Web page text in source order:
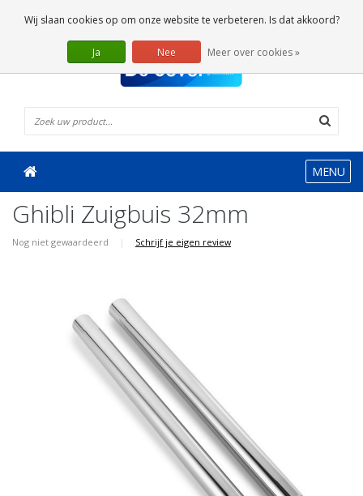
0 Artikelen
MENU
Ghibli Zuigbuis 32mm
Nog niet gewaardeerd | Schrijf je eigen review
Wij slaan cookies op om onze website te verbeteren. Is dat akkoord?
Ja Nee Meer over cookies »